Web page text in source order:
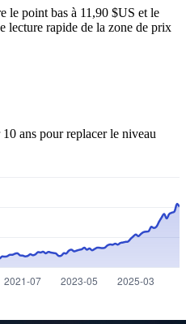
le point bas à 11,90 $US et le
lecture rapide de la zone de prix
ans pour replacer le niveau